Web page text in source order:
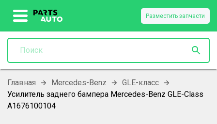
Разместить запчасти
Главная Mercedes-Benz
GLE-класс
Усилитель заднего бампера Mercedes-Benz GLE-Class
A1676100104